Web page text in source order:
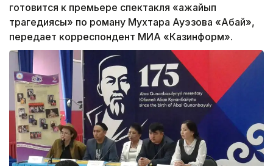
готовится к премьере спектакля «Ғажайып
трагедиясы» по роману Мухтара Ауэзова «Абай»,
передает корреспондент МИА «Казинформ».